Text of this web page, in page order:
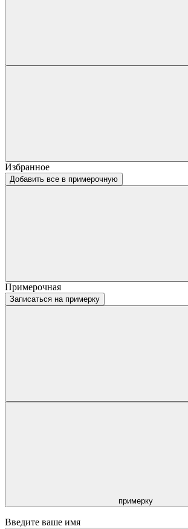
Избранное
Добавить все в примерочную
Примерочная
Записаться на примерку
примерку
Введите ваше имя